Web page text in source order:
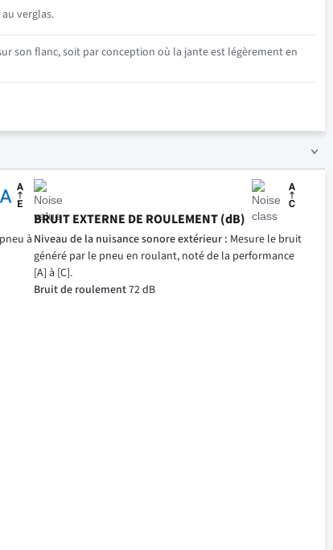
verglas.
son flanc, soit par conception où la jante est légèrement en
à
BRUIT EXTERNE DE ROULEMENT (dB)
Niveau de la nuisance sonore extérieur : Mesure le bruit
généré par le pneu en roulant, noté de la performance
[A] à [C].
Bruit de roulement72 dB